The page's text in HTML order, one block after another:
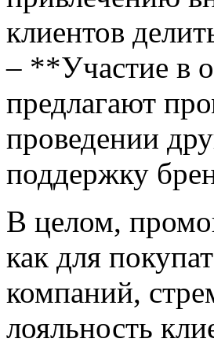
клиентов
– **Участие в
предлагают
проведении
поддержку
В целом,
как для
компаний,
лояльность